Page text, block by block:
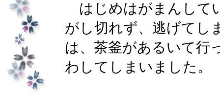
はじめはがまんして
がし切れず、逃げてし
は、茶釜があるいて行
わしてしまいました。